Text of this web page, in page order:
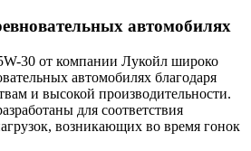
автомобилях
30 от компании Лукойл широко
автомобилях благодаря
и высокой производительности.
для соответствия
возникающих во время гонок